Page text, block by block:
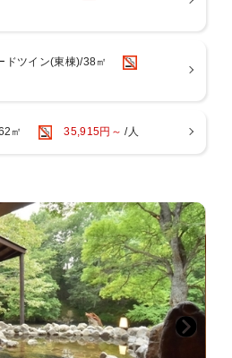
ルギー、投薬やご懐妊中の食材変更、
お子様は、現地にて施設使用料2，
はご宿泊日の4日前までにホテルへご
。o○o。★
ウェルカムコーヒーでほっと一息♪
由にご利用できます)
のひとときを…♪
けます、予約制ではございません)
ャンディー♪
ドツイン(東棟)/38㎡
㎡ 35,915円～ /人